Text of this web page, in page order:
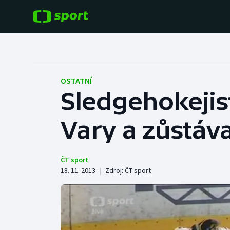
Hokej
Tenis
Cyklistika
Baseball a softbal
Basketbal
Boby a skeleton
Box
OSTATNÍ
Vary a
ČT sport
18. 11. 2013 | Zdroj: ČT sport